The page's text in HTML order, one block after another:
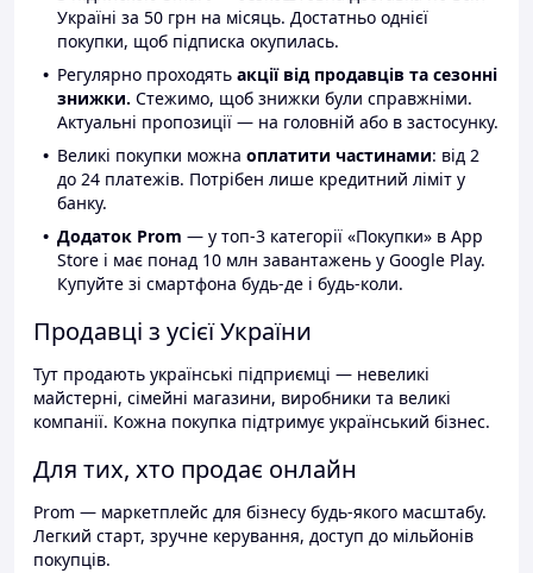
Україні за 50 грн на місяць. Достатньо однієї
покупки, щоб підписка окупилась.
Регулярно проходять акції від продавців та сезонні
знижки. Стежимо, щоб знижки були справжніми.
Актуальні пропозиції — на головній або в застосунку.
Великі покупки можна оплатити частинами: від 2
до 24 платежів. Потрібен лише кредитний ліміт у
банку.
Додаток Prom — у топ-3 категорії «Покупки» в App
Store і має понад 10 млн завантажень у Google Play.
Купуйте зі смартфона будь-де і будь-коли.
Продавці з усієї України
Тут продають українські підприємці — невеликі
майстерні, сімейні магазини, виробники та великі
компанії. Кожна покупка підтримує український бізнес.
Для тих, хто продає онлайн
Prom — маркетплейс для бізнесу будь-якого масштабу.
Легкий старт, зручне керування, доступ до мільйонів
покупців.